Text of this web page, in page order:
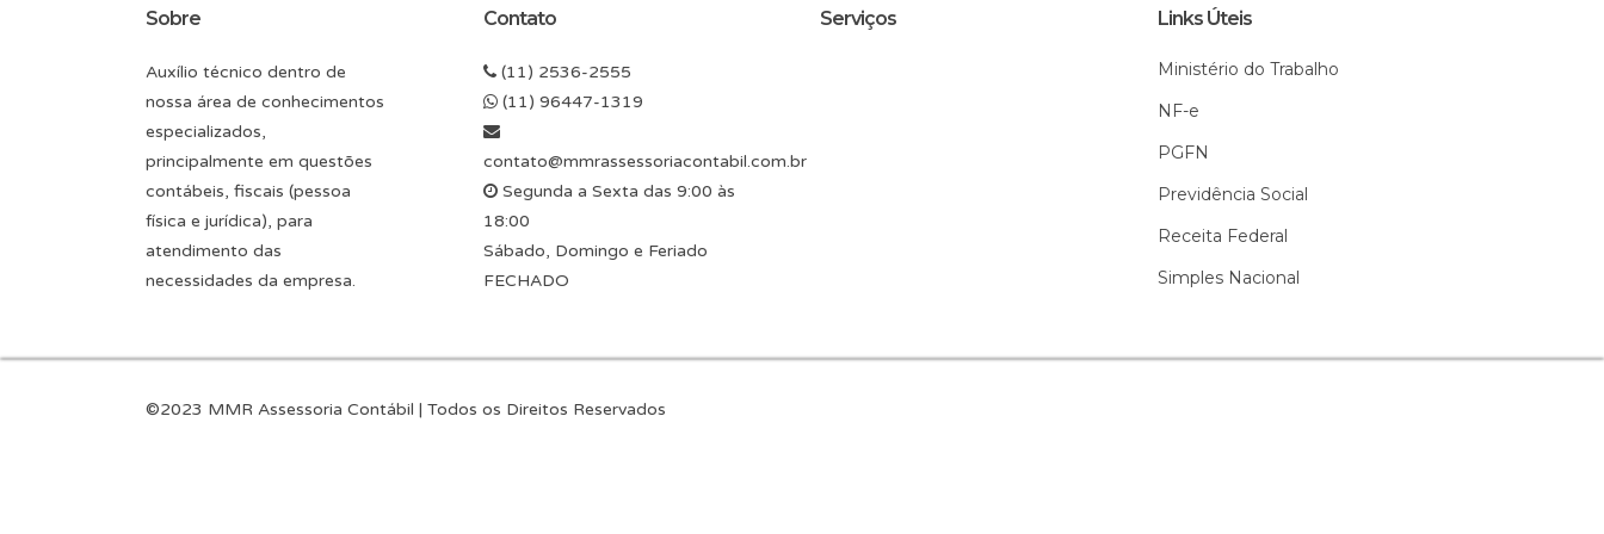
[mkd_button type=”solid” size=”small” hover_type=”” target=”_self” icon_pack=”” font_weight=”” text=”FALAR COM ESPECIALISTA”
hover_border_color=”#540c6f” border_color=”#540c6f”]
Sobre
Auxílio técnico dentro de
nossa área de conhecimentos
especializados,
principalmente em questões
contábeis, fiscais (pessoa
física e jurídica), para
atendimento das
necessidades da empresa.
Contato
(11) 2536-2555
(11) 96447-1319
contato@mmrassessoriacontabil.com.br
Segunda a Sexta das 9:00 às
18:00
Sábado, Domingo e Feriado
FECHADO
Serviços Links Úteis
Ministério do Trabalho
NF-e
PGFN
Previdência Social
Receita Federal
Simples Nacional
©2023 MMR Assessoria Contábil | Todos os Direitos Reservados